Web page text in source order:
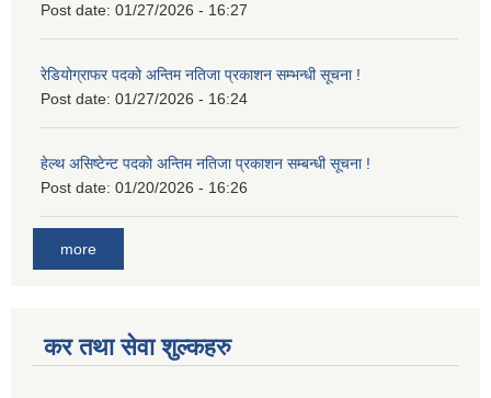
Post date: 01/27/2026 - 16:27
रेडियोग्राफर पदको अन्तिम नतिजा प्रकाशन सम्भन्धी सूचना !
Post date: 01/27/2026 - 16:24
हेल्थ असिष्टेन्ट पदको अन्तिम नतिजा प्रकाशन सम्बन्धी सूचना !
Post date: 01/20/2026 - 16:26
more
कर तथा सेवा शुल्कहरु